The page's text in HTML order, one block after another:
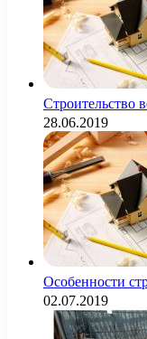
Строительство
28.06.2019
Особенности
02.07.2019